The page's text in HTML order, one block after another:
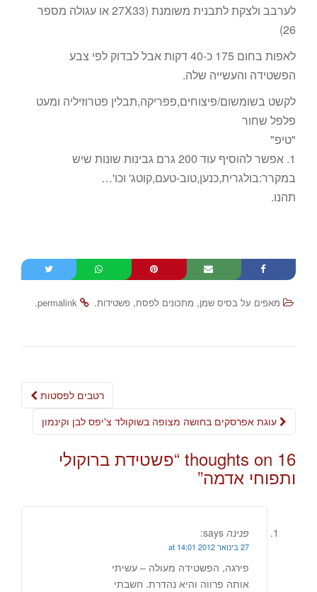
לערבב ולצקת לתבנית משומנת (27X33 או עגולה מספר
26)
לאפות בחום 175 כ-40 דקות אבל לבדוק לפי צבע
הפשטידה והעשייה שלה.
לקשט בשומשום/פיצוחים,פפריקה,תבלין פטרוזיליה ומעט
פלפל שחור
"טיפ"
1. אפשר להוסיף עוד 200 גרם גבינות שונות שיש
במקרר:בולגרית,כנען,טוב-טעם,קוטג' וכו'…
תהנו.
מאפים על בסיס שמן, מתכונים לפסח, פשטידות.
permalink
.
Post
navigation
רטבים לפסטות
16 thoughts on “ פשטידת ברוקולי
ותפוחי אדמה”
פנינה says:
27 בינואר 2012 at 14:01
פירגה, הפשטידה מעולה – עשיתי
אותה פרווה והיא נהדרת. חשבתי